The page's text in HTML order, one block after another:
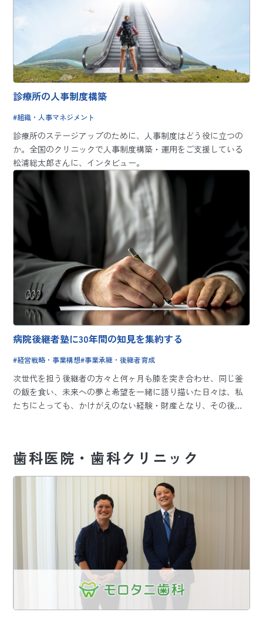
診療所の人事制度構築
組織・人事マネジメント
診療所のステージアップのために、人事制度はどう役に立つの
か。全国のクリニックで人事制度構築・運用をご支援している
松浦総太郎さんに、インタビュー。
病院後継者塾に30年間の知見を集約する
経営戦略・事業構想 事業承継・後継者育成
次世代を担う後継者の方々と何ヶ月も膝を突き合わせ、同じ釜
の飯を食い、未来への夢と希望を一緒に語り描いた日々は、私
たちにとっても、かけがえのない経験・財産となり、その後の
って来ました。
そして当時を知る理事長の方々から、再び「病院後継者塾」を
開講してほしいとお声がけをいただくようになったのです。
歯科医院・歯科クリニック